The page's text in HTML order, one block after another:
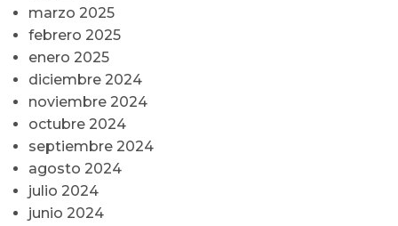
marzo 2025
febrero 2025
enero 2025
diciembre 2024
noviembre 2024
octubre 2024
septiembre 2024
agosto 2024
julio 2024
junio 2024